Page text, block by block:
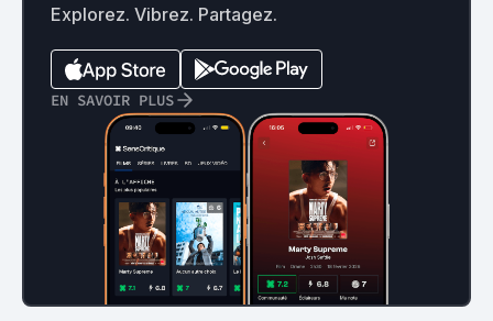
Explorez. Vibrez. Partagez.
EN SAVOIR PLUS